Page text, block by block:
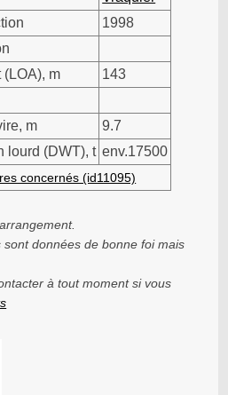
1998
(LOA), m
143
m
9.7
lourd (DWT), t env.17500
concernés (id11095)
sont données de bonne foi mais
à tout moment si vous